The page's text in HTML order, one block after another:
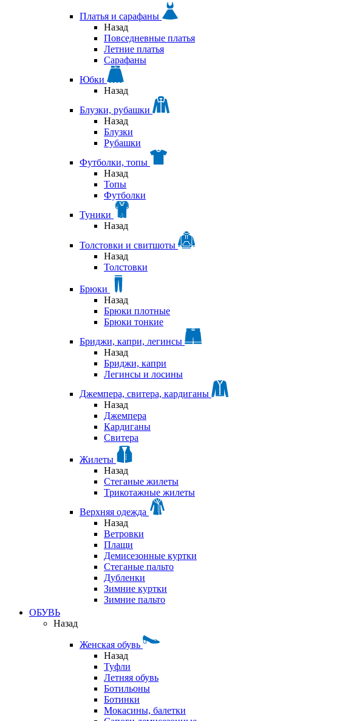
Платья и сарафаны
Назад
Повседневные платья
Летние платья
Сарафаны
Юбки
Назад
Блузки, рубашки
Назад
Блузки
Рубашки
Футболки, топы
Назад
Топы
Футболки
Туники
Назад
Толстовки и свитшоты
Назад
Толстовки
Брюки
Назад
Брюки плотные
Брюки тонкие
Бриджи, капри, легинсы
Назад
Бриджи, капри
Легинсы и лосины
Джемпера, свитера, кардиганы
Назад
Джемпера
Кардиганы
Свитера
Жилеты
Назад
Стеганые жилеты
Трикотажные жилеты
Верхняя одежда
Назад
Ветровки
Плащи
Демисезонные куртки
Стеганые пальто
Дубленки
Зимние куртки
Зимние пальто
ОБУВЬ
Назад
Женская обувь
Назад
Туфли
Летняя обувь
Ботильоны
Ботинки
Мокасины, балетки